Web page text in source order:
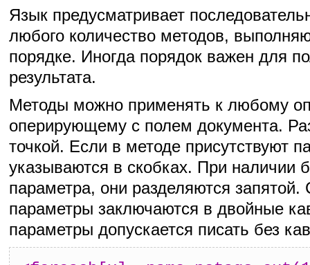
Язык предусматривает
любого количество методов,
порядке. Иногда порядок важен для
результата.
Методы можно применять к любому
оперирующему с полем документа.
точкой. Если в методе присутствуют
указываются в скобках. При наличии
параметра, они разделяются запятой.
параметры заключаются в двойные
параметры допускается писать без